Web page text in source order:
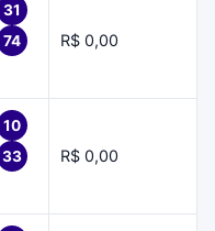
31
74
R$ 0,00
10
33
R$ 0,00